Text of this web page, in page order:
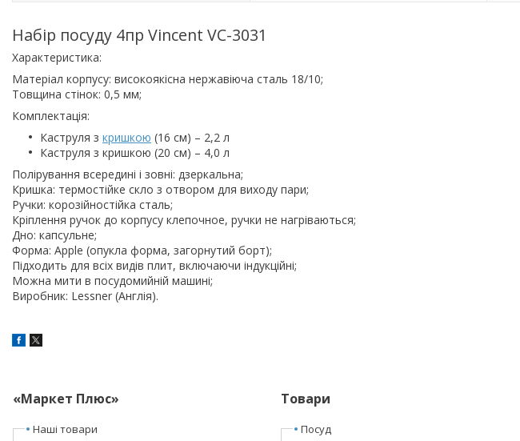
Набір посуду 4пр Vincent VC-3031
Характеристика:
Матеріал корпусу: високоякісна нержавіюча сталь 18/10;
Товщина стінок: 0,5 мм;
Комплектація:
Каструля з кришкою (16 см) – 2,2 л
Каструля з кришкою (20 см) – 4,0 л
Полірування всередині і зовні: дзеркальна;
Кришка: термостійке скло з отвором для виходу пари;
Ручки: корозійностійка сталь;
Кріплення ручок до корпусу клепочное, ручки не нагріваються;
Дно: капсульне;
Форма: Apple (опукла форма, загорнутий борт);
Підходить для всіх видів плит, включаючи індукційні;
Можна мити в посудомийній машині;
Виробник: Lessner (Англія).
«Маркет Плюс»
Наші товари
Товари
Посуд